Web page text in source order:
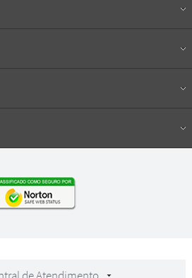
de Atendimento